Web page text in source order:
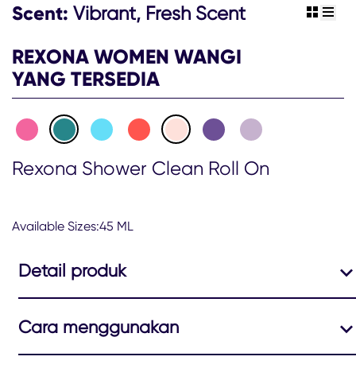
On
ini
5.0
dari
3
peringkat.
Scent: Vibrant, Fresh Scent
REXONA WOMEN WANGI
YANG TERSEDIA
view
Rexona Shower Clean Roll On
Available Sizes:45 ML
Detail produk
Cara menggunakan